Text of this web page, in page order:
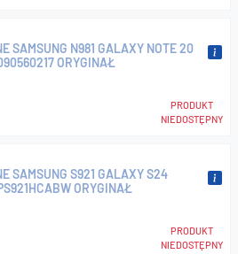
SAMSUNG N981 GALAXY NOTE 20
ORYGINAŁ
PRODUKT
NIEDOSTĘPNY
SAMSUNG S921 GALAXY S24
ORYGINAŁ
PRODUKT
NIEDOSTĘPNY